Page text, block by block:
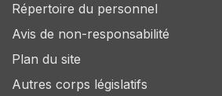
Répertoire du personnel
Avis de non-responsabilité
Plan du site
Autres corps législatifs